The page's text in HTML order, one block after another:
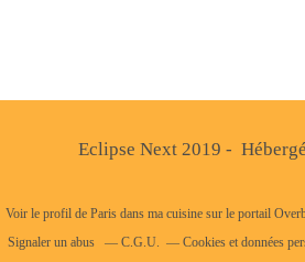
Eclipse Next 2019 -
Voir le profil de Paris dans ma cuisinesur le portail
Signaler un abus
C.G.U. Cookies et données